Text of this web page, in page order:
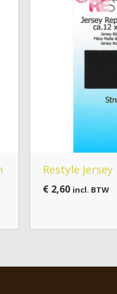
Restyle
€ 2,60 incl. BTW